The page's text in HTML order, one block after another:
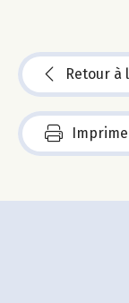
Retour à